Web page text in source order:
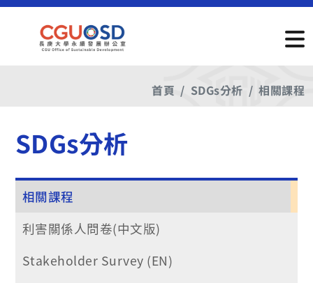
首頁 SDGs分析 相關課程
SDGs分析
相關課程
利害關係人問卷(中文版)
Stakeholder Survey (EN)